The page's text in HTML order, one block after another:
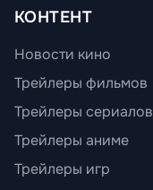
КОНТЕНТ
Новости кино
Трейлеры фильмов
Трейлеры сериалов
Трейлеры аниме
Трейлеры игр